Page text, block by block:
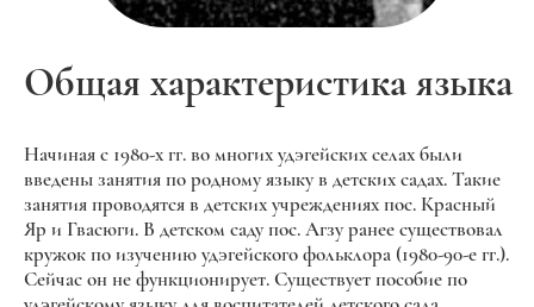
Общая характеристика языка
Начиная с 1980-х гг. во многих удэгейских селах были
введены занятия по родному языку в детских садах. Такие
занятия проводятся в детских учреждениях пос. Красный
Яр и Гвасюги. В детском саду пос. Агзу ранее существовал
кружок по изучению удэгейского фольклора (1980-90-е гг.).
Сейчас он не функционирует. Существует пособие по